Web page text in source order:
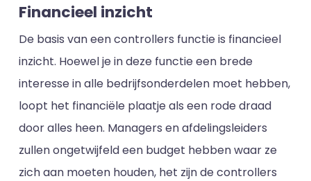
Financieel inzicht
De basis van een controllers functie is financieel
inzicht. Hoewel je in deze functie een brede
interesse in alle bedrijfsonderdelen moet hebben,
loopt het financiële plaatje als een rode draad
door alles heen. Managers en afdelingsleiders
zullen ongetwijfeld een budget hebben waar ze
zich aan moeten houden, het zijn de controllers